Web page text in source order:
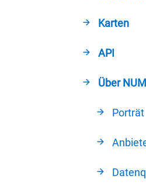
Karten
API
Über
Porträt